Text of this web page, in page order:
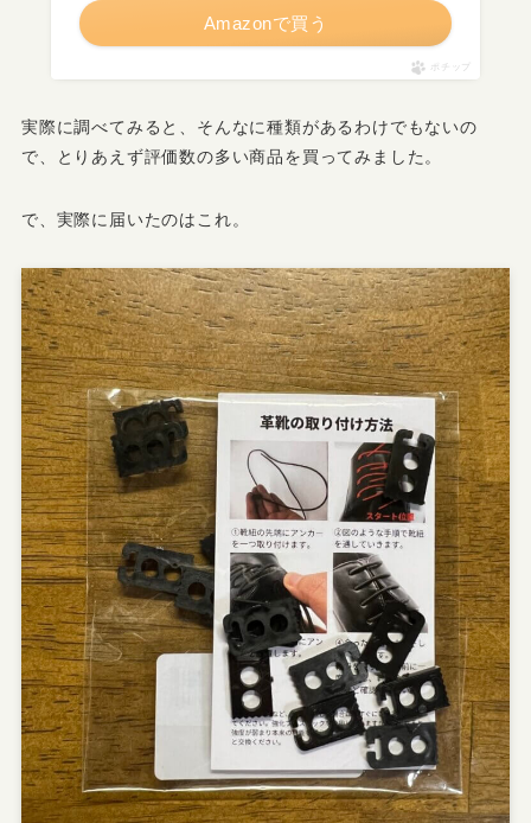
Amazonで買う
ポチップ
実際に調べてみると、そんなに種類があるわけでもないの
で、とりあえず評価数の多い商品を買ってみました。
で、実際に届いたのはこれ。